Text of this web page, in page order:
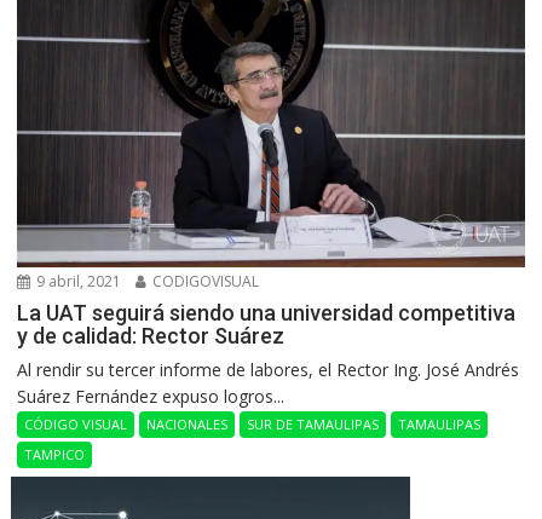
9 abril, 2021 CODIGOVISUAL
La UAT seguirá siendo una universidad competitiva
y de calidad: Rector Suárez
Al rendir su tercer informe de labores, el Rector Ing. José Andrés
Suárez Fernández expuso logros...
CÓDIGO VISUAL NACIONALES SUR DE TAMAULIPAS
TAMAULIPAS
TAMPICO